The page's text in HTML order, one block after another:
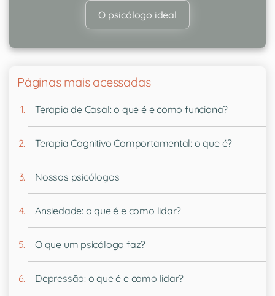
O psicólogo ideal
Páginas mais acessadas
Terapia de Casal: o que é e como funciona?
Terapia Cognitivo Comportamental: o que é?
Nossos psicólogos
Ansiedade: o que é e como lidar?
O que um psicólogo faz?
Depressão: o que é e como lidar?